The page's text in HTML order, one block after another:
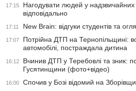
17:15
Нагодувати людей у
відповідально
17:11 New Brain: відгуки студентів та
17:07
Потрійна ДТП на Тернопільщині:
автомобілі, постраждала дитина
16:12
Вчинив ДТП у Теребовлі та зник:
Гусятинщини (фото+відео)
16:00 Спочив у Бозі відомий на